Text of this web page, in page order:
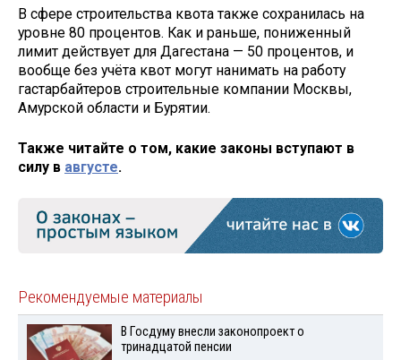
В сфере строительства квота также сохранилась на
уровне 80 процентов. Как и раньше, пониженный
лимит действует для Дагестана — 50 процентов, и
вообще без учёта квот могут нанимать на работу
гастарбайтеров строительные компании Москвы,
Амурской области и Бурятии.
Также читайте о том, какие законы вступают в
силу в августе.
Рекомендуемые материалы
В Госдуму внесли законопроект о
тринадцатой пенсии